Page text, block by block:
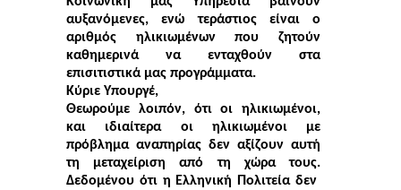
αυξανόμενες, ενώ τεράστιος είναι ο
αριθμός ηλικιωμένων που ζητούν
καθημερινά να ενταχθούν στα
επισιτιστικά μας προγράμματα.
Κύριε Υπουργέ,
Θεωρούμε λοιπόν, ότι οι ηλικιωμένοι,
και ιδιαίτερα οι ηλικιωμένοι με
πρόβλημα αναπηρίας δεν αξίζουν αυτή
τη μεταχείριση από τη χώρα τους.
Δεδομένου ότι η Ελληνική Πολιτεία δεν